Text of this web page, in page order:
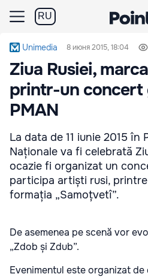
RU
Unimedia 8 июня 2015, 18:04
Ziua Rusiei,
printr-un concert
PMAN
La data de 11 iunie 2015 în
Naționale va fi celebrată
ocazie fi organizat un
participa artiști rusi,
formația „Samoțvetî”.
De asemenea pe scenă vor
„Zdob și Zdub”.
Evenimentul este organizat